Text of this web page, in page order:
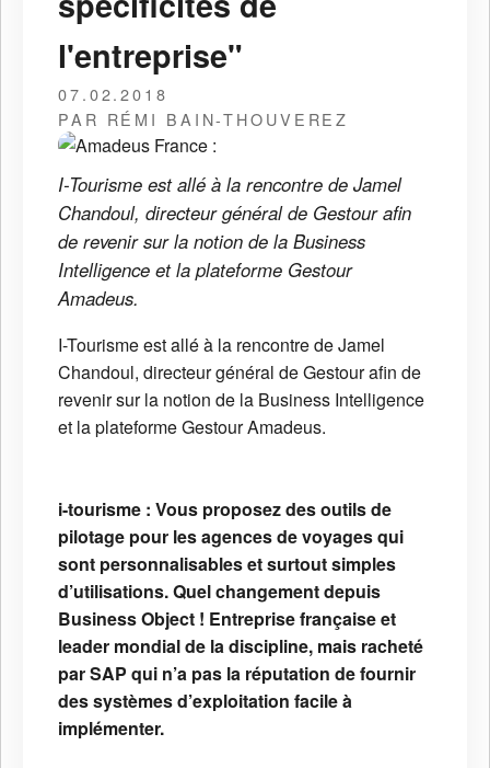
l'entreprise"
07.02.2018
PAR RÉMI BAIN-THOUVEREZ
I-Tourisme est allé à la rencontre de Jamel
Chandoul, directeur général de Gestour afin
de revenir sur la notion de la Business
Intelligence et la plateforme Gestour
Amadeus.
I-Tourisme est allé à la rencontre de Jamel
Chandoul, directeur général de Gestour afin de
revenir sur la notion de la Business Intelligence
et la plateforme Gestour Amadeus.
i-tourisme : Vous proposez des outils de
pilotage pour les agences de voyages qui
sont personnalisables et surtout simples
d’utilisations. Quel changement depuis
Business Object ! Entreprise française et
leader mondial de la discipline, mais racheté
par SAP qui n’a pas la réputation de fournir
des systèmes d’exploitation facile à
implémenter.